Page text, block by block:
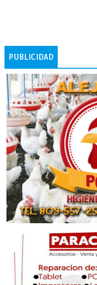
PUBLICIDAD